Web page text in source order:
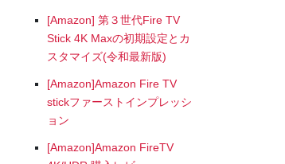
[Amazon] 第３世代Fire TV
Stick 4K Maxの初期設定とカ
スタマイズ(令和最新版)
[Amazon]Amazon Fire TV
stickファーストインプレッシ
ョン
[Amazon]Amazon FireTV